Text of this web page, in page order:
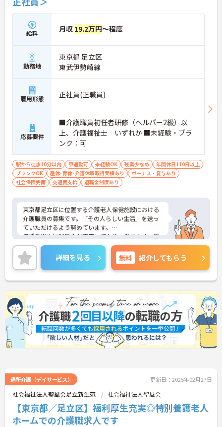
給料 月収 19.2万円～程度
勤務地
東京都 足立区
東武伊勢崎線
雇用形態 正社員(正職員)
応募要件
■介護職員初任者研修（ヘルパー2級）以
上、介護福祉士 いずれか ■未経験・ブラ
ンク：可
駅から徒歩10分以内 車通勤可 未経験OK 残業少なめ
年間休日110日以上
ブランクOK
産休･育休･介護休暇取得実績あり
ボーナス・賞与あり
社会保険完備
交通費支給 退職金制度あり
東京都足立区に位置する介護老人保健施設における
介護職員の募集です。「その人らしい生活」を送っ
ていただけるよう努めています。
各種手当や福利厚生が充実しており、働きやすい環
境なので長くご勤務いただけます。また、年間休日
が115日もあり、プライベートとの両立がしやすい
職場です。
ご興味のある方には、面接対策ポイントなど、さら
に詳細をお話しいたしますのでお気軽にご相談くだ
さい！
詳細を見る 無料 紹介してもらう
通所介護（デイサービス） 更新日：2025年02月27日
社会福祉法人聖風会足立新生苑 社会福祉法人聖風会
【東京都／足立区】福利厚生充実◎特別養護老人
ホームでの介護職求人です